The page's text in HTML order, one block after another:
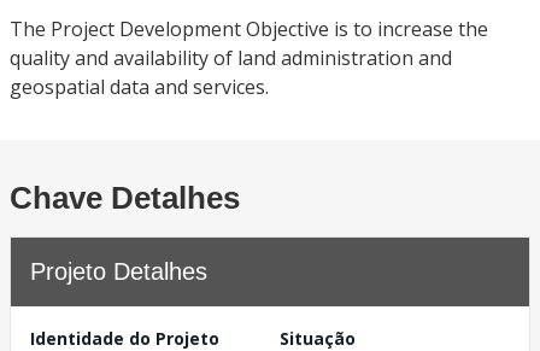
The Project Development Objective is to increase the
quality and availability of land administration and
geospatial data and services.
Chave Detalhes
Projeto Detalhes
Identidade do Projeto
Situação